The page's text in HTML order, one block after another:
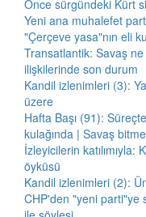
Önce sürgündeki Kürt
Yeni ana muhalefet
"Çerçeve yasa"nın eli
Transatlantik: Savaş
ilişkilerinde son durum
Kandil izlenimleri (3):
üzere
Hafta Başı (91):
kulağında | Savaş
İzleyicilerin katılımıyla:
öyküsü
Kandil izlenimleri (2):
CHP'den "yeni parti"ye